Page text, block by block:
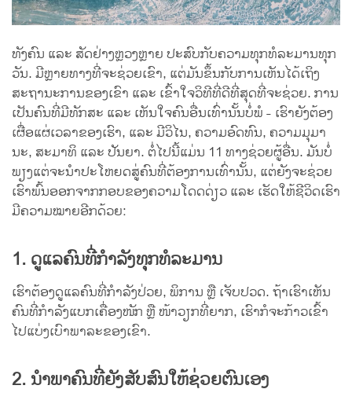
ທັງຄົນ ແລະ ສັດຢ່າງຫຼວງຫຼາຍ ປະສົບກັບຄວາມທຸກທໍລະມານທຸກ
ວັນ. ມີຫຼາຍທາງທີ່ຈະຊ່ວຍເຂົາ, ແຕ່ມັນຂຶ້ນກັບການເຫັນໄດ້ເຖິງ
ສະຖານະການຂອງເຂົາ ແລະ ເຂົ້າໃຈວິທີທີ່ດີທີ່ສຸດທີ່ຈະຊ່ວຍ. ການ
ເປັນຄົນທີ່ມີທັກສະ ແລະ ເຫັນໃຈຄົນອື່ນເທົ່ານັ້ນບໍ່ພໍ - ເຮົາຍັງຕ້ອງ
ເຜື່ອແຜ່ເວລາຂອງເຮົາ, ແລະ ມີວິໄນ, ຄວາມອົດທົນ, ຄວາມມຸມາ
ນະ, ສະມາທິ ແລະ ປັນຍາ. ຕໍ່ໄປນີ້ແມ່ນ 11 ທາງຊ່ວຍຜູ້ອື່ນ. ມັນບໍ່
ພຽງແຕ່ຈະນຳປະໂຫຍດສູ່ຄົນທີ່ຕ້ອງການເທົ່ານັ້ນ, ແຕ່ຍັງຈະຊ່ວຍ
ເຮົາພົ້ນອອກຈາກກອບຂອງຄວາມໂດດດ່ຽວ ແລະ ເຮັດໃຫ້ຊີວິດເຮົາ
ມີຄວາມໝາຍອີກດ້ວຍ:
1. ດູແລຄົນທີ່ກຳລັງທຸກທໍລະມານ
ເຮົາຕ້ອງດູແລຄົນທີ່ກຳລັງປ່ວຍ, ພິການ ຫຼື ເຈັບປວດ. ຖ້າເຮົາເຫັນ
ຄົນທີ່ກຳລັງແບກເຄື່ອງໜັກ ຫຼື ໜ້າວຽກທີ່ຍາກ, ເຮົາກໍຈະກ້າວເຂົ້າ
ໄປແບ່ງເບົາພາລະຂອງເຂົາ.
2. ນຳພາຄົນທີ່ຍັງສັບສົນໃຫ້ຊ່ວຍຕົນເອງ